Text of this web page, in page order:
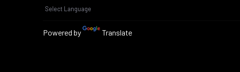
Powered by Translate